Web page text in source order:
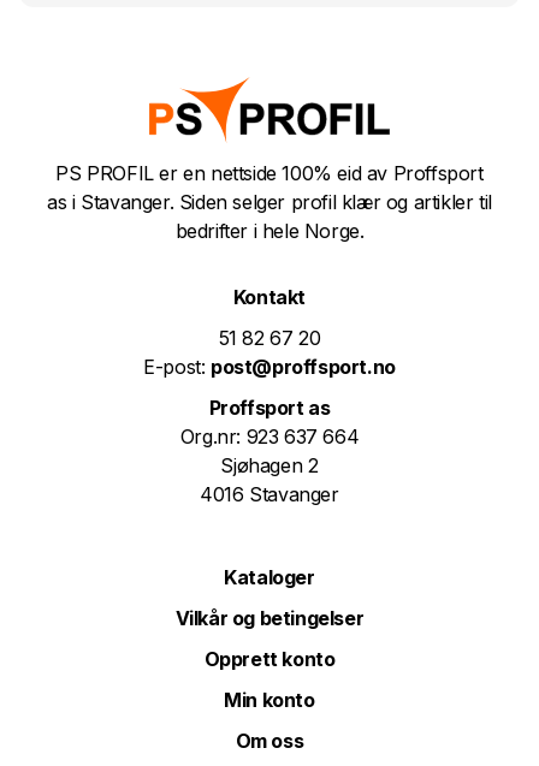
PS PROFIL er en nettside 100% eid av Proffsport
as i Stavanger. Siden selger profil klær og artikler til
bedrifter i hele Norge.
Kontakt
51 82 67 20
E-post: post@proffsport.no
Proffsport as
Org.nr: 923 637 664
Sjøhagen 2
4016 Stavanger
Kataloger
Vilkår og betingelser
Opprett konto
Min konto
Om oss